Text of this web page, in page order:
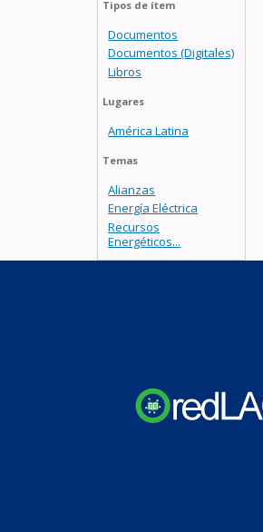
Tipos de ítem
Documentos
Documentos (Digitales)
Libros
Lugares
América Latina
Temas
Alianzas
Energía Eléctrica
Recursos
Energéticos...